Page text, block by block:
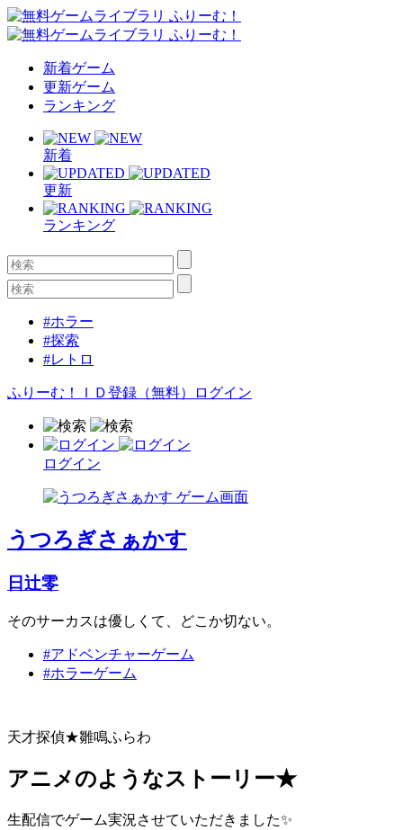
新着ゲーム
更新ゲーム
ランキング
新着
更新
ランキング
#ホラー
#探索
#レトロ
ふりーむ！ＩＤ登録（無料） ログイン
ログイン
うつろぎさぁかす
日辻零
そのサーカスは優しくて、どこか切ない。
#アドベンチャーゲーム
#ホラーゲーム
天才探偵★雛鳴ふらわ
アニメのようなストーリー★
生配信でゲーム実況させていただきました✨